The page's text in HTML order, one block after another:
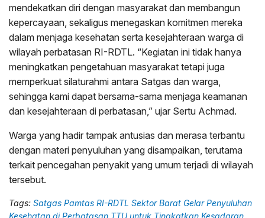
mendekatkan diri dengan masyarakat dan membangun
kepercayaan, sekaligus menegaskan komitmen mereka
dalam menjaga kesehatan serta kesejahteraan warga di
wilayah perbatasan RI-RDTL. “Kegiatan ini tidak hanya
meningkatkan pengetahuan masyarakat tetapi juga
memperkuat silaturahmi antara Satgas dan warga,
sehingga kami dapat bersama-sama menjaga keamanan
dan kesejahteraan di perbatasan,” ujar Sertu Achmad.
Warga yang hadir tampak antusias dan merasa terbantu
dengan materi penyuluhan yang disampaikan, terutama
terkait pencegahan penyakit yang umum terjadi di wilayah
tersebut.
Tags: Satgas Pamtas RI-RDTL Sektor Barat Gelar Penyuluhan
Kesehatan di Perbatasan TTU untuk Tingkatkan Kesadaran